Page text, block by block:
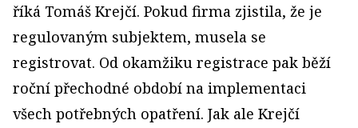
říká Tomáš Krejčí. Pokud firma zjistila, že je
regulovaným subjektem, musela se
registrovat. Od okamžiku registrace pak běží
roční přechodné období na implementaci
všech potřebných opatření. Jak ale Krejčí